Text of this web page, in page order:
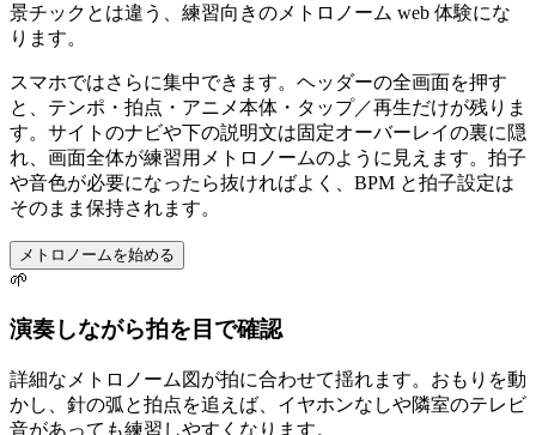
景チックとは違う、練習向きのメトロノーム web 体験にな
ります。
スマホではさらに集中できます。ヘッダーの全画面を押す
と、テンポ・拍点・アニメ本体・タップ／再生だけが残りま
す。サイトのナビや下の説明文は固定オーバーレイの裏に隠
れ、画面全体が練習用メトロノームのように見えます。拍子
や音色が必要になったら抜ければよく、BPM と拍子設定は
そのまま保持されます。
メトロノームを始める
🌱
演奏しながら拍を目で確認
詳細なメトロノーム図が拍に合わせて揺れます。おもりを動
かし、針の弧と拍点を追えば、イヤホンなしや隣室のテレビ
音があっても練習しやすくなります。